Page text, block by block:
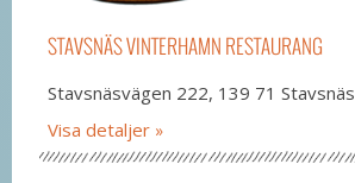
STAVSNÄS VINTERHAMN RESTAURANG
Stavsnäsvägen 222, 139 71 Stavsnäs
Visa detaljer